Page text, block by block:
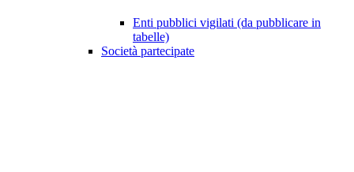
Enti pubblici vigilati (da pubblicare in
tabelle)
Società partecipate